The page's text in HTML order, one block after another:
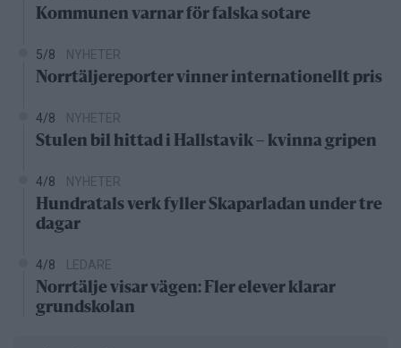
Kommunen varnar för falska sotare
5/8 NYHETER
Norrtäljereporter vinner internationellt pris
4/8 NYHETER
Stulen bil hittad i Hallstavik – kvinna gripen
4/8 NYHETER
Hundratals verk fyller Skaparladan under tre
dagar
4/8 LEDARE
Norrtälje visar vägen: Fler elever klarar
grundskolan